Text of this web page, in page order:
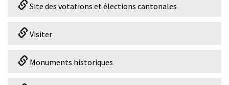
Site des votations et élections cantonales
Visiter
Monuments historiques